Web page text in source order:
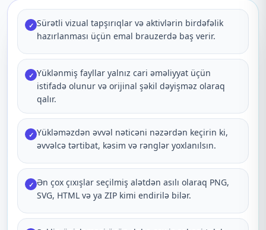
✓ Sürətli vizual tapşırıqlar və aktivlərin birdəfəlik
hazırlanması üçün emal brauzerdə baş verir.
✓ Yüklənmiş fayllar yalnız cari əməliyyat üçün
istifadə olunur və orijinal şəkil dəyişməz olaraq
qalır.
✓ Yükləməzdən əvvəl nəticəni nəzərdən keçirin ki,
əvvəlcə tərtibat, kəsim və rənglər yoxlanılsın.
✓ Ən çox çıxışlar seçilmiş alətdən asılı olaraq PNG,
SVG, HTML və ya ZIP kimi endirilə bilər.